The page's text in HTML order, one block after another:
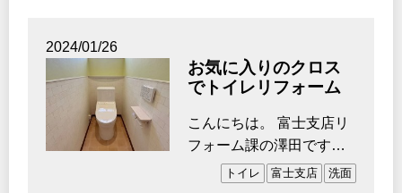
2024/01/26
お気に入りのクロス
でトイレリフォーム
こんにちは。 富士支店リ
フォーム課の澤田です。
突然ですが、みなさん
トイレ 富士支店 洗面